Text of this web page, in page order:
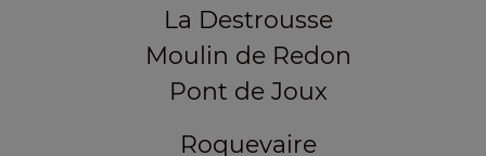
La Destrousse
Moulin de Redon
Pont de Joux
Roquevaire